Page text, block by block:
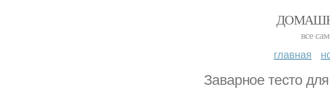
все
главная
Заварное тесто